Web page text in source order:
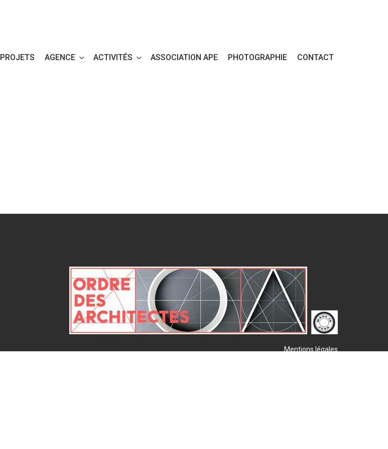
PROJETS AGENCE ACTIVITÉS ASSOCIATION APE PHOTOGRAPHIE CONTACT
Mentions légales